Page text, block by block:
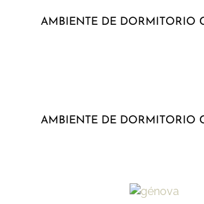
AMBIENTE DE DORMITORIO
AMBIENTE DE DORMITORIO